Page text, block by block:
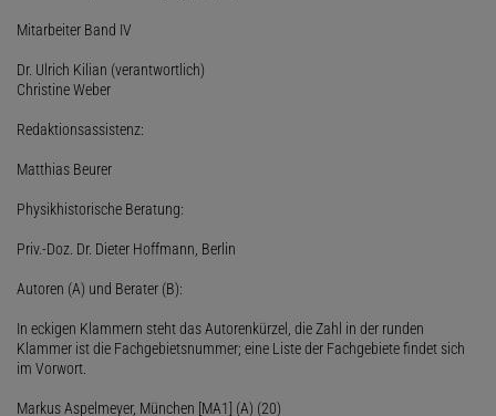
Mitarbeiter Band IV
Dr. Ulrich Kilian (verantwortlich)
Christine Weber
Redaktionsassistenz:
Matthias Beurer
Physikhistorische Beratung:
Priv.-Doz. Dr. Dieter Hoffmann, Berlin
Autoren (A) und Berater (B):
In eckigen Klammern steht das Autorenkürzel, die Zahl in der runden
Klammer ist die Fachgebietsnummer; eine Liste der Fachgebiete findet sich
im Vorwort.
Markus Aspelmeyer, München [MA1] (A) (20)